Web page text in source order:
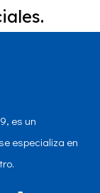
es un
especializa en